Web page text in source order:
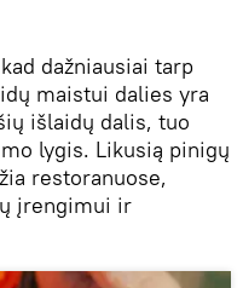
dažniausiai tarp
maistui dalies yra
išlaidų dalis, tuo
lygis. Likusią pinigų
restoranuose,
įrengimui ir